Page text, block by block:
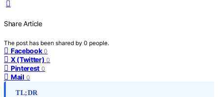
Share Article
The post has been shared by 0 people.
Facebook 0
X (Twitter) 0
Pinterest 0
Mail 0
TL;DR